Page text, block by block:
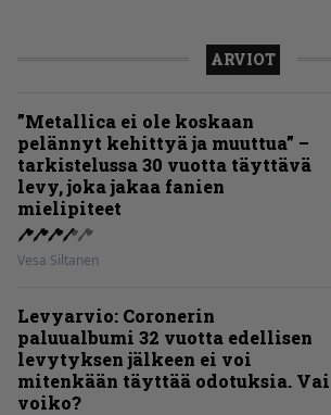
ARVIOT
”Metallica ei ole koskaan
pelännyt kehittyä ja muuttua” –
tarkistelussa 30 vuotta täyttävä
levy, joka jakaa fanien
mielipiteet
Vesa Siltanen
Levyarvio: Coronerin
paluualbumi 32 vuotta edellisen
levytyksen jälkeen ei voi
mitenkään täyttää odotuksia. Vai
voiko?